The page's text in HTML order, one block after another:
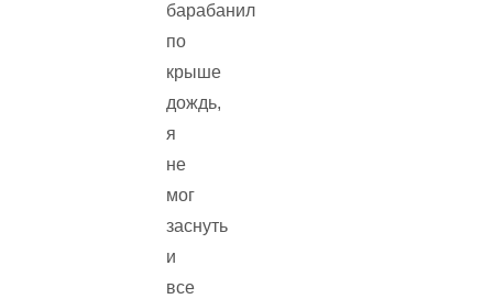
барабанил
по
крыше
дождь,
я
не
мог
заснуть
и
все